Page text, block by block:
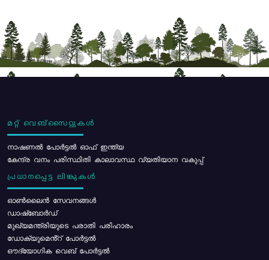
മറ്റ് വെബ്സൈറ്റുകൾ
നാഷണൽ പോർട്ടൽ ഓഫ് ഇന്ത്യ
കേന്ദ്ര വനം പരിസ്ഥിതി കാലാവസ്ഥ വ്യതിയാന വകുപ്പ്
പ്രധാനപ്പെട്ട ലിങ്കുകൾ
ഓൺലൈൻ സേവനങ്ങൾ
ഡാഷ്ബോർഡ്
മുഖ്യമന്ത്രിയുടെ പരാതി പരിഹാരം
ഡോക്യുമെൻ്റ് പോർട്ടൽ
ഔദ്യോഗിക വെബ് പോർട്ടൽ